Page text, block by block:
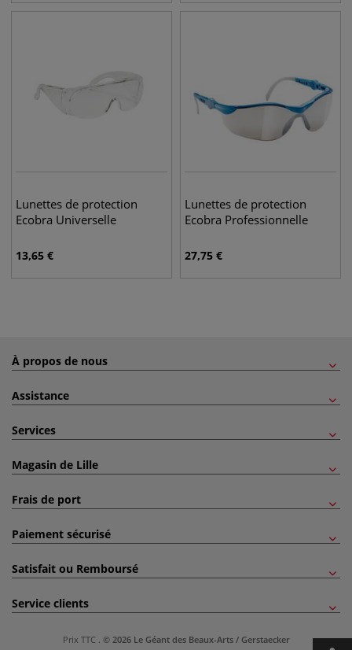
Lunettes de protection
Ecobra Universelle
13,65 €
Lunettes de protection
Ecobra Professionnelle
27,75 €
À propos de nous
Assistance
Services
Magasin de Lille
Frais de port
Paiement sécurisé
Satisfait ou Remboursé
Service clients
Prix TTC . © 2026 Le Géant des Beaux-Arts / Gerstaecker